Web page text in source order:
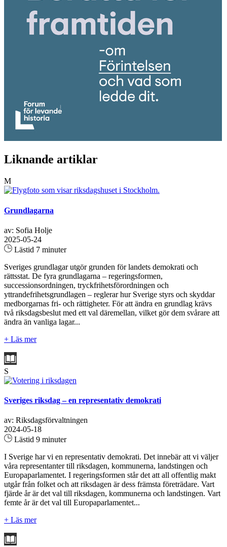
Liknande artiklar
M
Grundlagarna
av: Sofia Holje
2025-05-24
Lästid 7 minuter
Sveriges grundlagar utgör grunden för landets demokrati och
rättsstat. De fyra grundlagarna – regeringsformen,
successionsordningen, tryckfrihetsförordningen och
yttrandefrihetsgrundlagen – reglerar hur Sverige styrs och skyddar
medborgarnas fri- och rättigheter. För att ändra en grundlag krävs
två riksdagsbeslut med ett val däremellan, vilket gör dem svårare att
ändra än vanliga lagar...
+ Läs mer
S
Sveriges riksdag – en representativ demokrati
av: Riksdagsförvaltningen
2024-05-18
Lästid 9 minuter
I Sverige har vi en representativ demokrati. Det innebär att vi väljer
våra representanter till riksdagen, kommunerna, landstingen och
Europaparlamentet. I regeringsformen står det att all offentlig makt
utgår från folket och att riksdagen är dess främsta företrädare. Vart
fjärde år är det val till riksdagen, kommunerna och landstingen. Vart
femte år är det val till Europaparlamentet...
+ Läs mer